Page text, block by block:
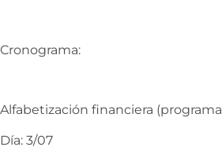
Cronograma:
Alfabetización financiera
Día: 3/07